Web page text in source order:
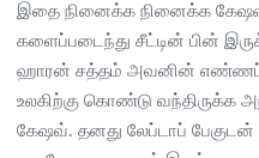
இதை நினைக்க நினைக்க
களைப்படைந்து சீட்டின் பின்
ஹாரன் சத்தம் அவனின்
உலகிற்கு கொண்டு வந்திருக்க
கேஷவ். தனது லேப்டாப் பேகுடன்